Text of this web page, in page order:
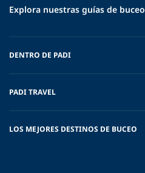
Explora nuestras guías de buceo
DENTRO DE PADI
PADI TRAVEL
LOS MEJORES DESTINOS DE BUCEO